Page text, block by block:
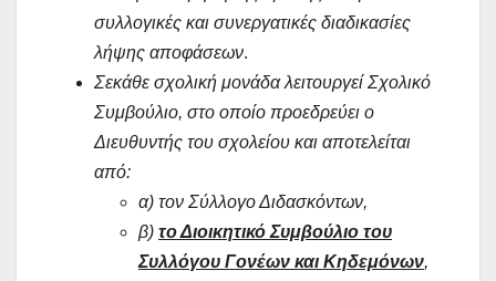
συλλογικές και συνεργατικές διαδικασίες
λήψης αποφάσεων.
Σεκάθε σχολική μονάδα λειτουργεί Σχολικό
Συμβούλιο, στο οποίο προεδρεύει ο
Διευθυντής του σχολείου και αποτελείται
από:
α) τον Σύλλογο Διδασκόντων,
β) το Διοικητικό Συμβούλιο του
Συλλόγου Γονέων και Κηδεμόνων,